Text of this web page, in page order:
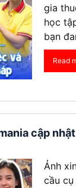
gia
học
bạn
Read
cập
Ảnh
cầu